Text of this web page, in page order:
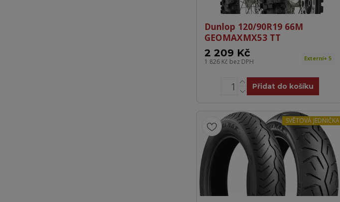
Dunlop 120/90R19 66M
GEOMAXMX53 TT
2 209 Kč
1 826 Kč bez DPH Externí+ 5
Přidat do košíku
SVĚTOVÁ JEDNIČKA